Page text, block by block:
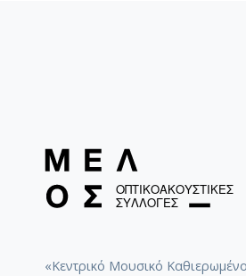
«Κεντρικό Μουσικό